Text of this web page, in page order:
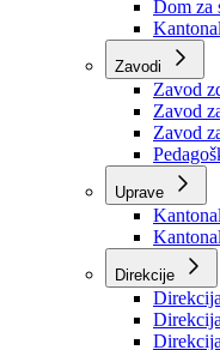
Ustanove
Centar
Dom za
Zavodi
Zavod
Zavod
Zavod
Direkcije